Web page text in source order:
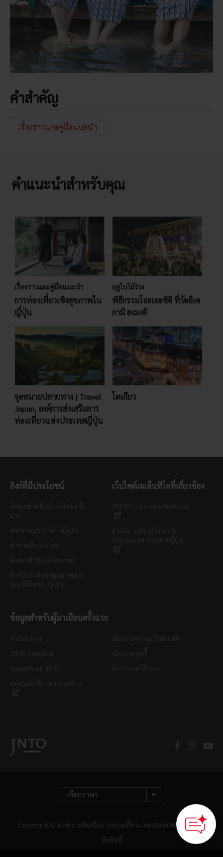
คำสำคัญ
เรื่องราวและคู่มือแนะนำ
คำแนะนำสำหรับคุณ
เรื่องราวและคู่มือแนะนำ
การท่องเที่ยวเชิงสุขภาพใน
ญี่ปุ่น
ฤดูใบไม้ร่วง
พิธีกรรมโอะเอะชิคิ ที่วัดอิเค
กามิ ฮงมงจิ
จุดหมายปลายทาง | Travel
Japan, องค์การส่งเสริมการ
ท่องเที่ยวแห่งประเทศญี่ปุ่น
โตเกียว
ลิงก์ที่มีประโยชน์ เว็บไซต์เจเอ็นทีโอที่เกี่ยวข้อง
ข้อมูลสำหรับผู้มาเยือนครั้งแรก
Copyright © องค์การส่งเสริมการท่องเที่ยวแห่งประเทศญี่ปุ่น สงวน
ลิขสิทธิ์